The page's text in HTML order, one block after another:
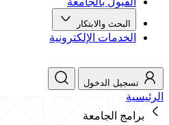
البحث والابتكار
الخدمات الإلكترونية
تسجيل الدخول
الرئيسية
برامج الجامعة